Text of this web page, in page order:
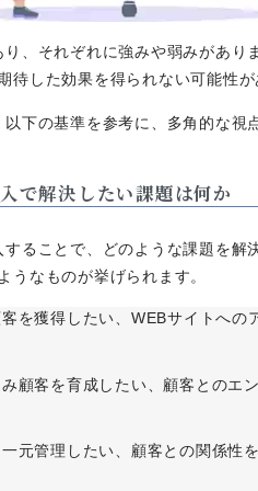
、それぞれに強みや弱みがあり
待した効果を得られない可能性が
下の基準を参考に、多角的な視
で解決したい課題は何か
することで、どのような課題を
うなものが挙げられます。
を獲得したい、WEBサイトへ
顧客を育成したい、顧客とのエ
元管理したい、顧客との関係性